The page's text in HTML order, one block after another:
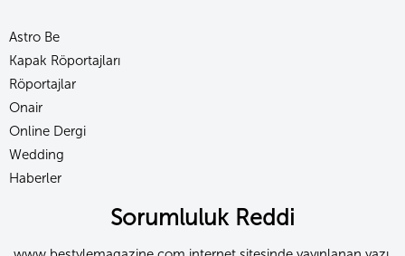
Astro Be
Kapak Röportajları
Röportajlar
Onair
Online Dergi
Wedding
Haberler
Sorumluluk Reddi